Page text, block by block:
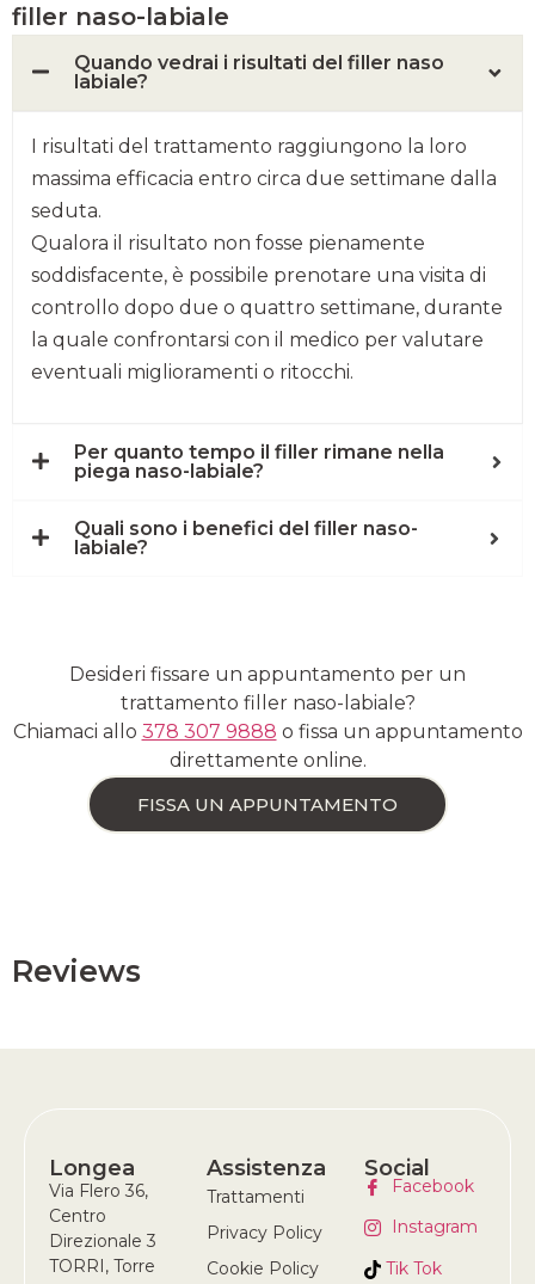
filler naso-labiale
Quando vedrai i risultati del filler naso
labiale?
I risultati del trattamento raggiungono la loro
massima efficacia entro circa due settimane dalla
seduta.
Qualora il risultato non fosse pienamente
soddisfacente, è possibile prenotare una visita di
controllo dopo due o quattro settimane, durante
la quale confrontarsi con il medico per valutare
eventuali miglioramenti o ritocchi.
Per quanto tempo il filler rimane nella
piega naso-labiale?
Quali sono i benefici del filler naso-
labiale?
Desideri fissare un appuntamento per un
trattamento filler naso-labiale?
Chiamaci allo 378 307 9888 o fissa un appuntamento
direttamente online.
FISSA UN APPUNTAMENTO
Reviews
Longea
Via Flero 36,
Centro
Direzionale 3
TORRI, Torre
Assistenza
Trattamenti
Privacy Policy
Cookie Policy
Social
Facebook
Instagram
Tik Tok